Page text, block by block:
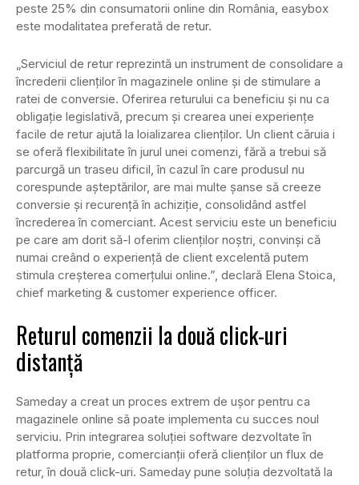
peste 25% din consumatorii online din România, easybox
este modalitatea preferată de retur.
„Serviciul de retur reprezintă un instrument de consolidare a
încrederii clienților în magazinele online și de stimulare a
ratei de conversie. Oferirea returului ca beneficiu și nu ca
obligație legislativă, precum și crearea unei experiențe
facile de retur ajută la loializarea clienților. Un client căruia i
se oferă flexibilitate în jurul unei comenzi, fără a trebui să
parcurgă un traseu dificil, în cazul în care produsul nu
corespunde așteptărilor, are mai multe șanse să creeze
conversie și recurență în achiziție, consolidând astfel
încrederea în comerciant. Acest serviciu este un beneficiu
pe care am dorit să-l oferim clienților noștri, convinși că
numai creând o experiență de client excelentă putem
stimula creșterea comerțului online.”, declară Elena Stoica,
chief marketing & customer experience officer.
Returul comenzii la două click-uri
distanță
Sameday a creat un proces extrem de ușor pentru ca
magazinele online să poate implementa cu succes noul
serviciu. Prin integrarea soluției software dezvoltate în
platforma proprie, comercianții oferă clienților un flux de
retur, în două click-uri. Sameday pune soluția dezvoltată la